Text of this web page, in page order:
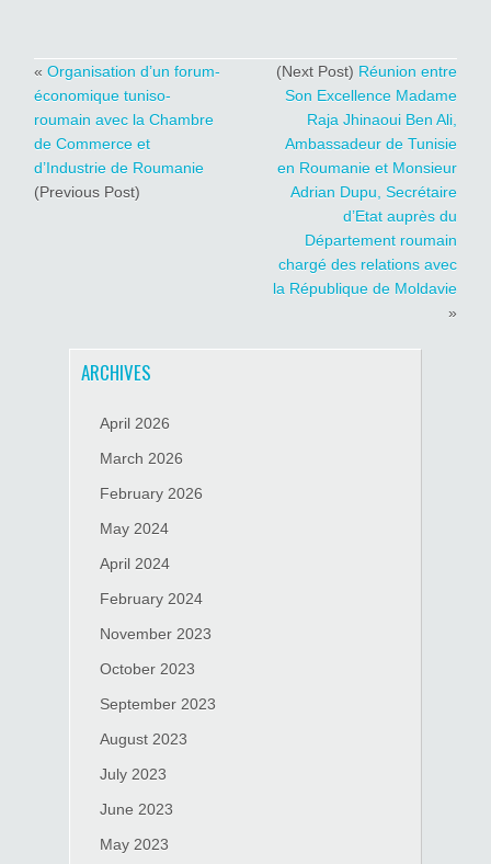
«Organisation d’un forum-
économique tuniso-
roumain avec la Chambre
de Commerce et
d’Industrie de Roumanie
(Previous Post)
(Next Post) Réunion entre
Son Excellence Madame
Raja Jhinaoui Ben Ali,
Ambassadeur de Tunisie
en Roumanie et Monsieur
Adrian Dupu, Secrétaire
d’Etat auprès du
Département roumain
chargé des relations avec
la République de Moldavie
»
ARCHIVES
April 2026
March 2026
February 2026
May 2024
April 2024
February 2024
November 2023
October 2023
September 2023
August 2023
July 2023
June 2023
May 2023